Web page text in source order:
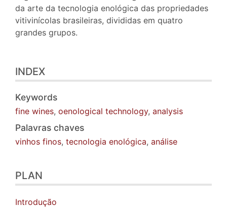
da arte da tecnologia enológica das propriedades
vitivinícolas brasileiras, divididas em quatro
grandes grupos.
INDEX
Keywords
fine wines, oenological technology, analysis
Palavras chaves
vinhos finos, tecnologia enológica, análise
PLAN
Introdução